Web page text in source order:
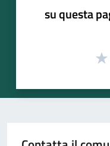
su questa